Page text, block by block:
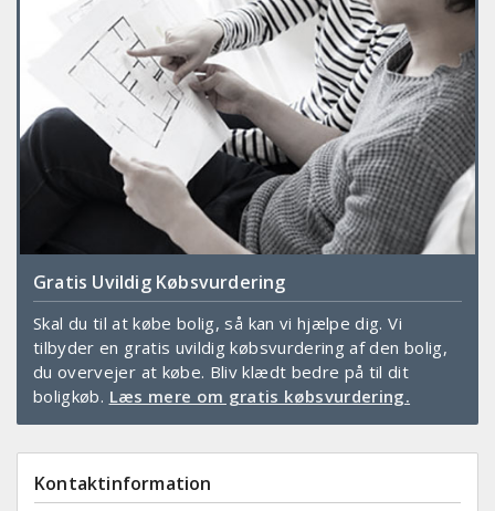
Gratis Uvildig Købsvurdering
Skal du til at købe bolig, så kan vi hjælpe dig. Vi
tilbyder en gratis uvildig købsvurdering af den bolig,
du overvejer at købe. Bliv klædt bedre på til dit
boligkøb. Læs mere om gratis købsvurdering.
Kontaktinformation